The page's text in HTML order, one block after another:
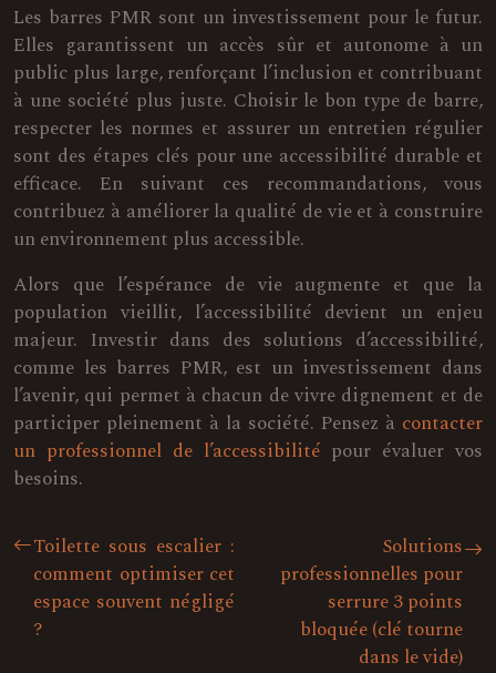
Les barres PMR sont un investissement pour le futur.
Elles garantissent un accès sûr et autonome à un
public plus large, renforçant l’inclusion et contribuant
à une société plus juste. Choisir le bon type de barre,
respecter les normes et assurer un entretien régulier
sont des étapes clés pour une accessibilité durable et
efficace. En suivant ces recommandations, vous
contribuez à améliorer la qualité de vie et à construire
un environnement plus accessible.
Alors que l’espérance de vie augmente et que la
population vieillit, l’accessibilité devient un enjeu
majeur. Investir dans des solutions d’accessibilité,
comme les barres PMR, est un investissement dans
l’avenir, qui permet à chacun de vivre dignement et de
participer pleinement à la société. Pensez à contacter
un professionnel de l’accessibilité pour évaluer vos
besoins.
Toilette sous escalier :
comment optimiser cet
espace souvent négligé
?
Solutions
professionnelles pour
serrure 3 points
bloquée (clé tourne
dans le vide)